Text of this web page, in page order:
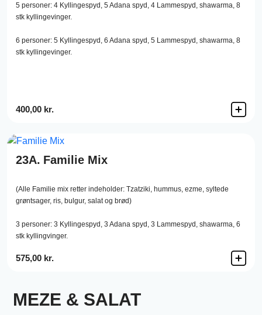
5 personer: 4 Kyllingespyd, 5 Adana spyd, 4 Lammespyd, shawarma, 8
stk kyllingevinger.
6 personer: 5 Kyllingespyd, 6 Adana spyd, 5 Lammespyd, shawarma, 8
stk kyllingevinger.
400,00 kr.
23A. Familie Mix
(Alle Familie mix retter indeholder: Tzatziki, hummus, ezme, syltede
grøntsager, ris, bulgur, salat og brød)
3 personer: 3 Kyllingespyd, 3 Adana spyd, 3 Lammespyd, shawarma, 6
stk kyllingvinger.
575,00 kr.
MEZE & SALAT